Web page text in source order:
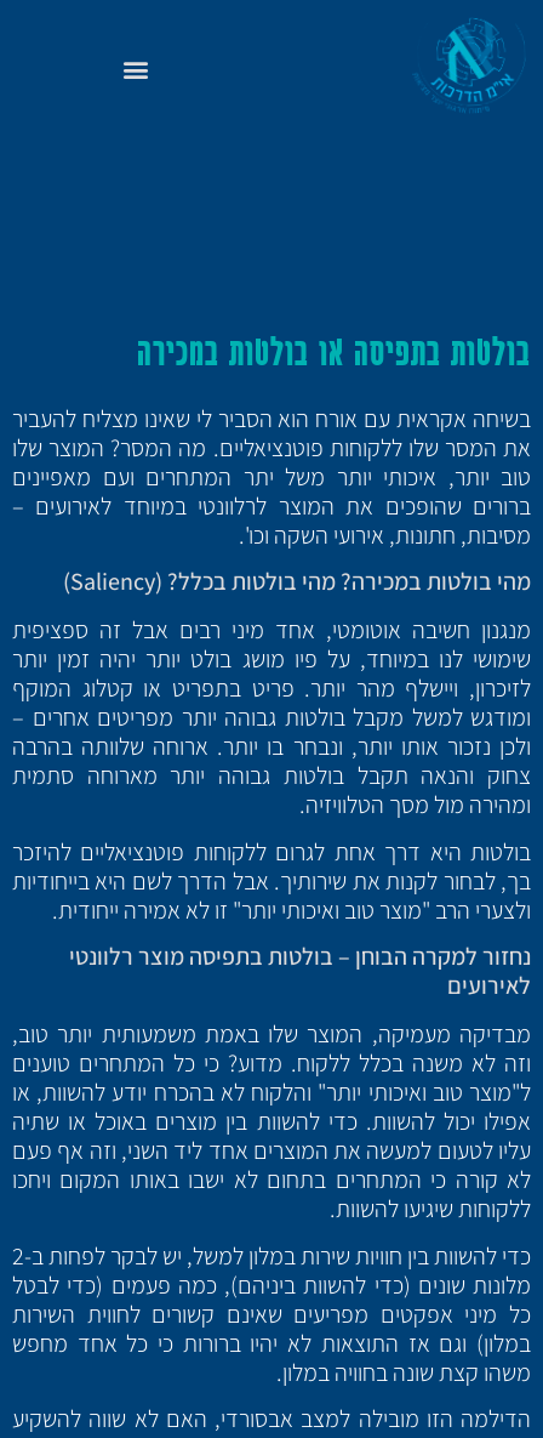
בולטות בתפיסה או בולטות במכירה
בשיחה אקראית עם אורח הוא הסביר לי שאינו מצליח להעביר
את המסר שלו ללקוחות פוטנציאליים. מה המסר? המוצר שלו
טוב יותר, איכותי יותר משל יתר המתחרים ועם מאפיינים
ברורים שהופכים את המוצר לרלוונטי במיוחד לאירועים –
מסיבות, חתונות, אירועי השקה וכו'.
מהי בולטות במכירה? מהי בולטות בכלל? (Saliency)
מנגנון חשיבה אוטומטי, אחד מיני רבים אבל זה ספציפית
שימושי לנו במיוחד, על פיו מושג בולט יותר יהיה זמין יותר
לזיכרון, ויישלף מהר יותר. פריט בתפריט או קטלוג המוקף
ומודגש למשל מקבל בולטות גבוהה יותר מפריטים אחרים –
ולכן נזכור אותו יותר, ונבחר בו יותר. ארוחה שלוותה בהרבה
צחוק והנאה תקבל בולטות גבוהה יותר מארוחה סתמית
ומהירה מול מסך הטלוויזיה.
בולטות היא דרך אחת לגרום ללקוחות פוטנציאליים להיזכר
בך, לבחור לקנות את שירותיך. אבל הדרך לשם היא בייחודיות
ולצערי הרב "מוצר טוב ואיכותי יותר" זו לא אמירה ייחודית.
נחזור למקרה הבוחן – בולטות בתפיסה מוצר רלוונטי
לאירועים
מבדיקה מעמיקה, המוצר שלו באמת משמעותית יותר טוב,
וזה לא משנה בכלל ללקוח. מדוע? כי כל המתחרים טוענים
ל"מוצר טוב ואיכותי יותר" והלקוח לא בהכרח יודע להשוות, או
אפילו יכול להשוות. כדי להשוות בין מוצרים באוכל או שתיה
עליו לטעום למעשה את המוצרים אחד ליד השני, וזה אף פעם
לא קורה כי המתחרים בתחום לא ישבו באותו המקום ויחכו
ללקוחות שיגיעו להשוות.
כדי להשוות בין חוויות שירות במלון למשל, יש לבקר לפחות ב-2
מלונות שונים (כדי להשוות ביניהם), כמה פעמים (כדי לבטל
כל מיני אפקטים מפריעים שאינם קשורים לחווית השירות
במלון) וגם אז התוצאות לא יהיו ברורות כי כל אחד מחפש
משהו קצת שונה בחוויה במלון.
הדילמה הזו מובילה למצב אבסורדי, האם לא שווה להשקיע